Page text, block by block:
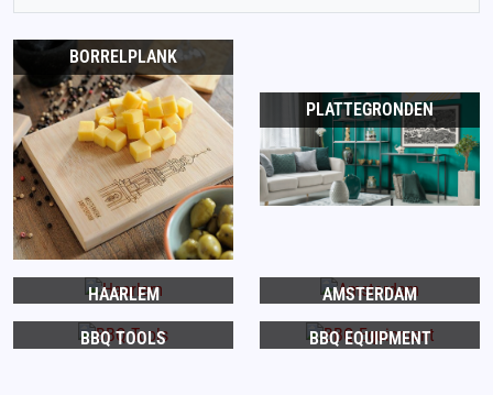
BORRELPLANK
PLATTEGRONDEN
HAARLEM AMSTERDAM
BBQ TOOLS BBQ EQUIPMENT